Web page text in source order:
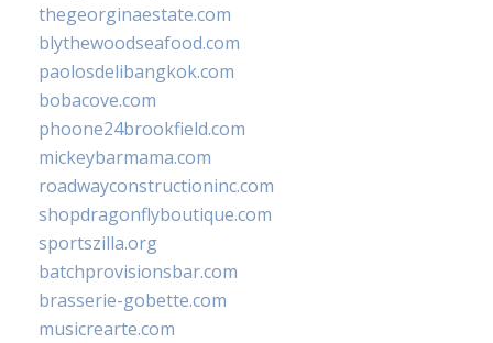
thegeorginaestate.com
blythewoodseafood.com
paolosdelibangkok.com
bobacove.com
phoone24brookfield.com
mickeybarmama.com
roadwayconstructioninc.com
shopdragonflyboutique.com
sportszilla.org
batchprovisionsbar.com
brasserie-gobette.com
musicrearte.com